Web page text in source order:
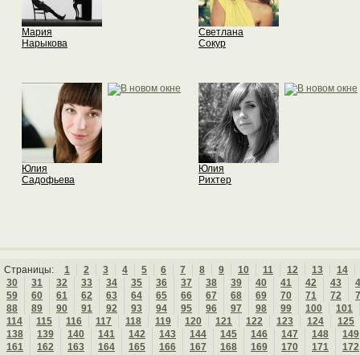
Мария
Нарыкова
Светлана
Сокур
Юлия
Садофьева
Юлия
Рихтер
Страницы: 1 2 3 4 5 6 7 8 9 10 11 12 13
14
30
31 32 33 34 35 36 37 38 39 40 41 42 43
59
60 61 62 63 64 65 66 67 68 69 70 71 72
88
89 90 91 92 93 94 95 96 97 98 99 100
101
114
115 116 117 118 119 120 121 122 123 124
125
138
139 140 141 142 143 144 145 146 147 148
149
161
162 163 164 165 166 167 168 169 170 171
172